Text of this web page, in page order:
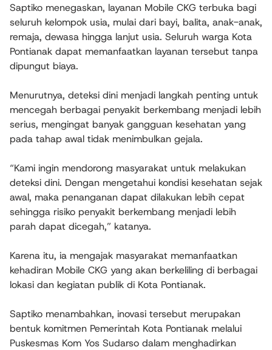
Saptiko menegaskan, layanan Mobile CKG terbuka bagi
seluruh kelompok usia, mulai dari bayi, balita, anak-anak,
remaja, dewasa hingga lanjut usia. Seluruh warga Kota
Pontianak dapat memanfaatkan layanan tersebut tanpa
dipungut biaya.
Menurutnya, deteksi dini menjadi langkah penting untuk
mencegah berbagai penyakit berkembang menjadi lebih
serius, mengingat banyak gangguan kesehatan yang
pada tahap awal tidak menimbulkan gejala.
“Kami ingin mendorong masyarakat untuk melakukan
deteksi dini. Dengan mengetahui kondisi kesehatan sejak
awal, maka penanganan dapat dilakukan lebih cepat
sehingga risiko penyakit berkembang menjadi lebih
parah dapat dicegah,” katanya.
Karena itu, ia mengajak masyarakat memanfaatkan
kehadiran Mobile CKG yang akan berkeliling di berbagai
lokasi dan kegiatan publik di Kota Pontianak.
Saptiko menambahkan, inovasi tersebut merupakan
bentuk komitmen Pemerintah Kota Pontianak melalui
Puskesmas Kom Yos Sudarso dalam menghadirkan